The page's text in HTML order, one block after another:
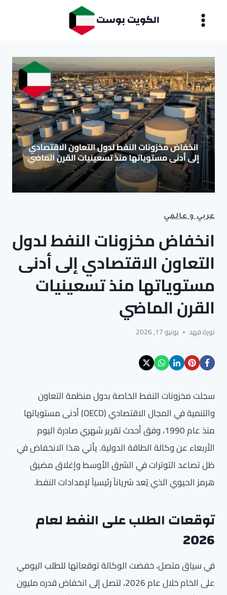
الكويت بوست
عربي و عالمي
انخفاض مخزونات النفط لدول
التعاون الاقتصادي إلى أدنى
مستوياتها منذ تسعينيات
القرن الماضي
نورة فهد يونيو 17, 2026
سجلت مخزونات النفط الخاصة بدول منظمة التعاون
والتنمية في المجال الاقتصادي (OECD) أدنى مستوياتها
منذ عام 1990، وفق أحدث تقرير شهري صادرة اليوم
الأربعاء عن وكالة الطاقة الدولية. يأتي هذا الانخفاض في
ظل تصاعد التوترات في الشرق الأوسط وإغلاق مضيق
هرمز الحيوي الذي يُعد شرياناً رئيسياً لإمدادات النفط.
توقعات الطلب على النفط لعام
2026
في سياق متصل، خفضت الوكالة توقعاتها للطلب اليومي
على الخام خلال عام 2026، لتصل إلى انخفاض قدره مليون